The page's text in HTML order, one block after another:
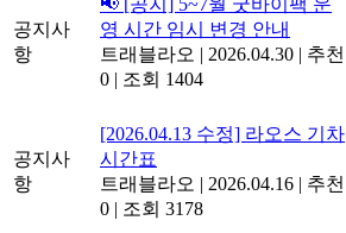
공지사
항
영 시간 임시 변경 안내
트래블라오 | 2026.04.30 | 추천
0 | 조회 1404
공지사
항
[2026.04.13 수정] 라오스 기차
시간표
트래블라오 | 2026.04.16 | 추천
0 | 조회 3178